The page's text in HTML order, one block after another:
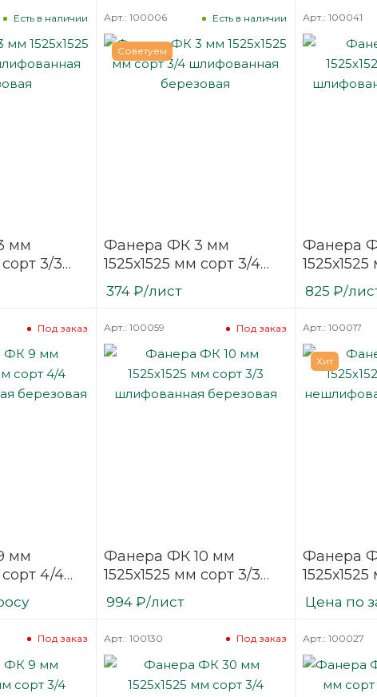
мм
3/3
Есть в наличии
Советуем
Фанера ФК 3 мм
1525х1525 мм сорт 3/4
шлифованная
березовая
Есть в наличии
Арт.: 100006
374 ₽/лист
Фанера
Арт.: 100041
825 ₽/
мм
сорт 4/4
Под заказ
Фанера ФК 10 мм
1525х1525 мм сорт 3/3
шлифованная
березовая
Под заказ
Арт.: 100059
994 ₽/лист
Хит
Фанера
Арт.: 100017
Цена по
Под заказ Под заказ
Арт.: 100130 Арт.: 100027